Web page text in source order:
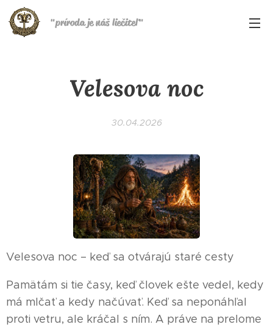
"príroda je náš liečiteľ"
Velesova noc
30.04.2026
Velesova noc – keď sa otvárajú staré cesty
Pamätám si tie časy, keď človek ešte vedel, kedy
má mlčať a kedy načúvať. Keď sa neponáhľal
proti vetru, ale kráčal s ním. A práve na prelome